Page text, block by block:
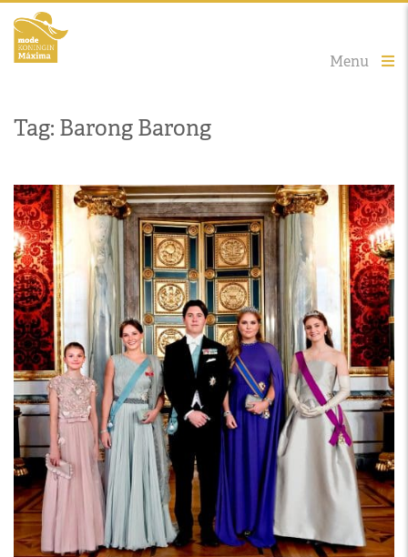
Menu
Tag: Barong Barong